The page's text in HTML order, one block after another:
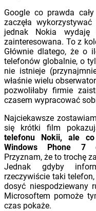
Google co prawda
zaczęła
jednak Nokia
zainteresowana. To z
Głównie dlatego, że o
telefonów globalnie, o
nie istnieje
właśnie wielu
pozwoliłaby firmie
czasem wypracować
Najciekawsze
się krótki film
telefonu Nokii, ale
Windows Phone 7
Przyznam, że to trochę
Jednak gdyby
rzeczywiście taki
dosyć niespodziewany
Microsoftem pomoże
czas pokaże.